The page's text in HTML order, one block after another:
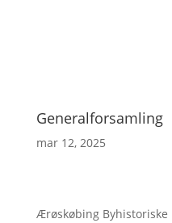
Generalforsamling
mar 12, 2025
Ærøskøbing